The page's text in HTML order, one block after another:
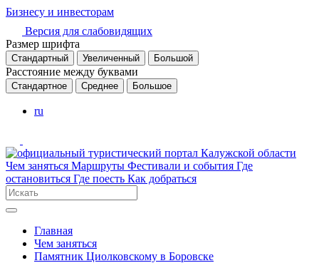
Бизнесу и инвесторам
Версия для слабовидящих
Размер шрифта
Стандартный Увеличенный Большой
Расстояние между буквами
Стандартное Среднее Большое
ru
Чем заняться Маршруты Фестивали и события Где
остановиться Где поесть Как добраться
Главная
Чем заняться
Памятник Циолковскому в Боровске